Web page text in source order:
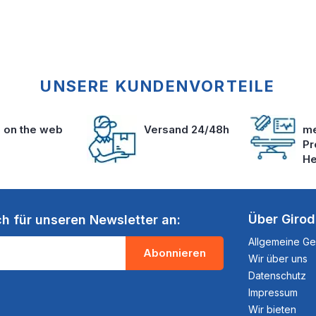
UNSERE KUNDENVORTEILE
the web Versand 24/48h
für unseren Newsletter an:
Abonnieren
Über
Allgemeine
Wir über uns
Datenschutz
Impressum
Wir bieten